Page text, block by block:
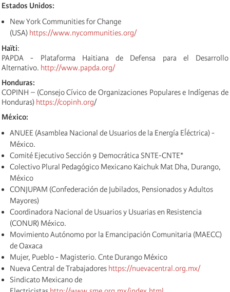
Estados Unidos:
New York Communities for Change
(USA) https://www.nycommunities.org/
Haïti:
PAPDA - Plataforma Haitiana de Defensa para el Desarrollo
Alternativo. http://www.papda.org/
Honduras:
COPINH – (Consejo Cívico de Organizaciones Populares e Indígenas de
Honduras) https://copinh.org/
México:
ANUEE (Asamblea Nacional de Usuarios de la Energía Eĺéctrica) -
México.
Comité Ejecutivo Sección 9 Democrática SNTE-CNTE*
Colectivo Plural Pedagógico Mexicano Kaichuk Mat Dha, Durango,
México
CONJUPAM (Confederación de Jubilados, Pensionados y Adultos
Mayores)
Coordinadora Nacional de Usuarios y Usuarias en Resistencia
(CONUR) México.
Movimiento Autónomo por la Emancipación Comunitaria (MAECC)
de Oaxaca
Mujer, Pueblo - Magisterio. Cnte Durango México
Nueva Central de Trabajadores https://nuevacentral.org.mx/
Sindicato Mexicano de